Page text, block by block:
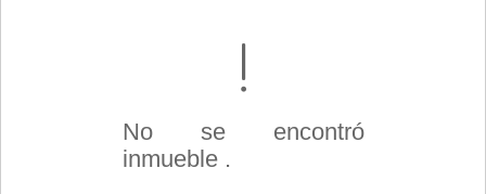
No se encontró
inmueble .